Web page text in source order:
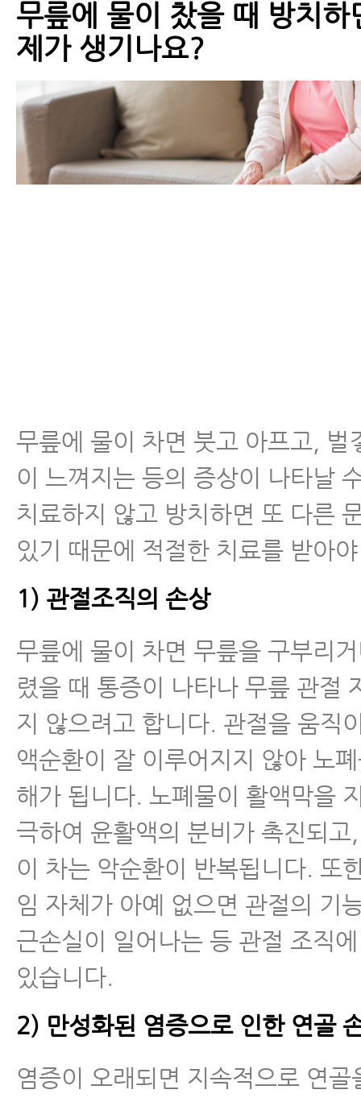
무릎에 물이 찼을 때 방치하
제가 생기나요?
무릎에 물이 차면 붓고 아프고, 벌
이 느껴지는 등의 증상이 나타날
치료하지 않고 방치하면 또 다른
있기 때문에 적절한 치료를 받아
1) 관절조직의 손상
무릎에 물이 차면 무릎을 구부리
렸을 때 통증이 나타나 무릎 관절
지 않으려고 합니다. 관절을 움직
액순환이 잘 이루어지지 않아 노
해가 됩니다. 노폐물이 활액막을
극하여 윤활액의 분비가 촉진되고
이 차는 악순환이 반복됩니다. 또
임 자체가 아예 없으면 관절의 기
근손실이 일어나는 등 관절 조직
있습니다.
2) 만성화된 염증으로 인한 연골
염증이 오래되면 지속적으로 연골